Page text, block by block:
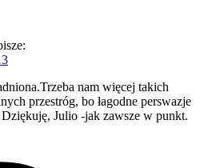
nam więcej takich
przestróg, bo łagodne perswazje
Julio -jak zawsze w punkt.